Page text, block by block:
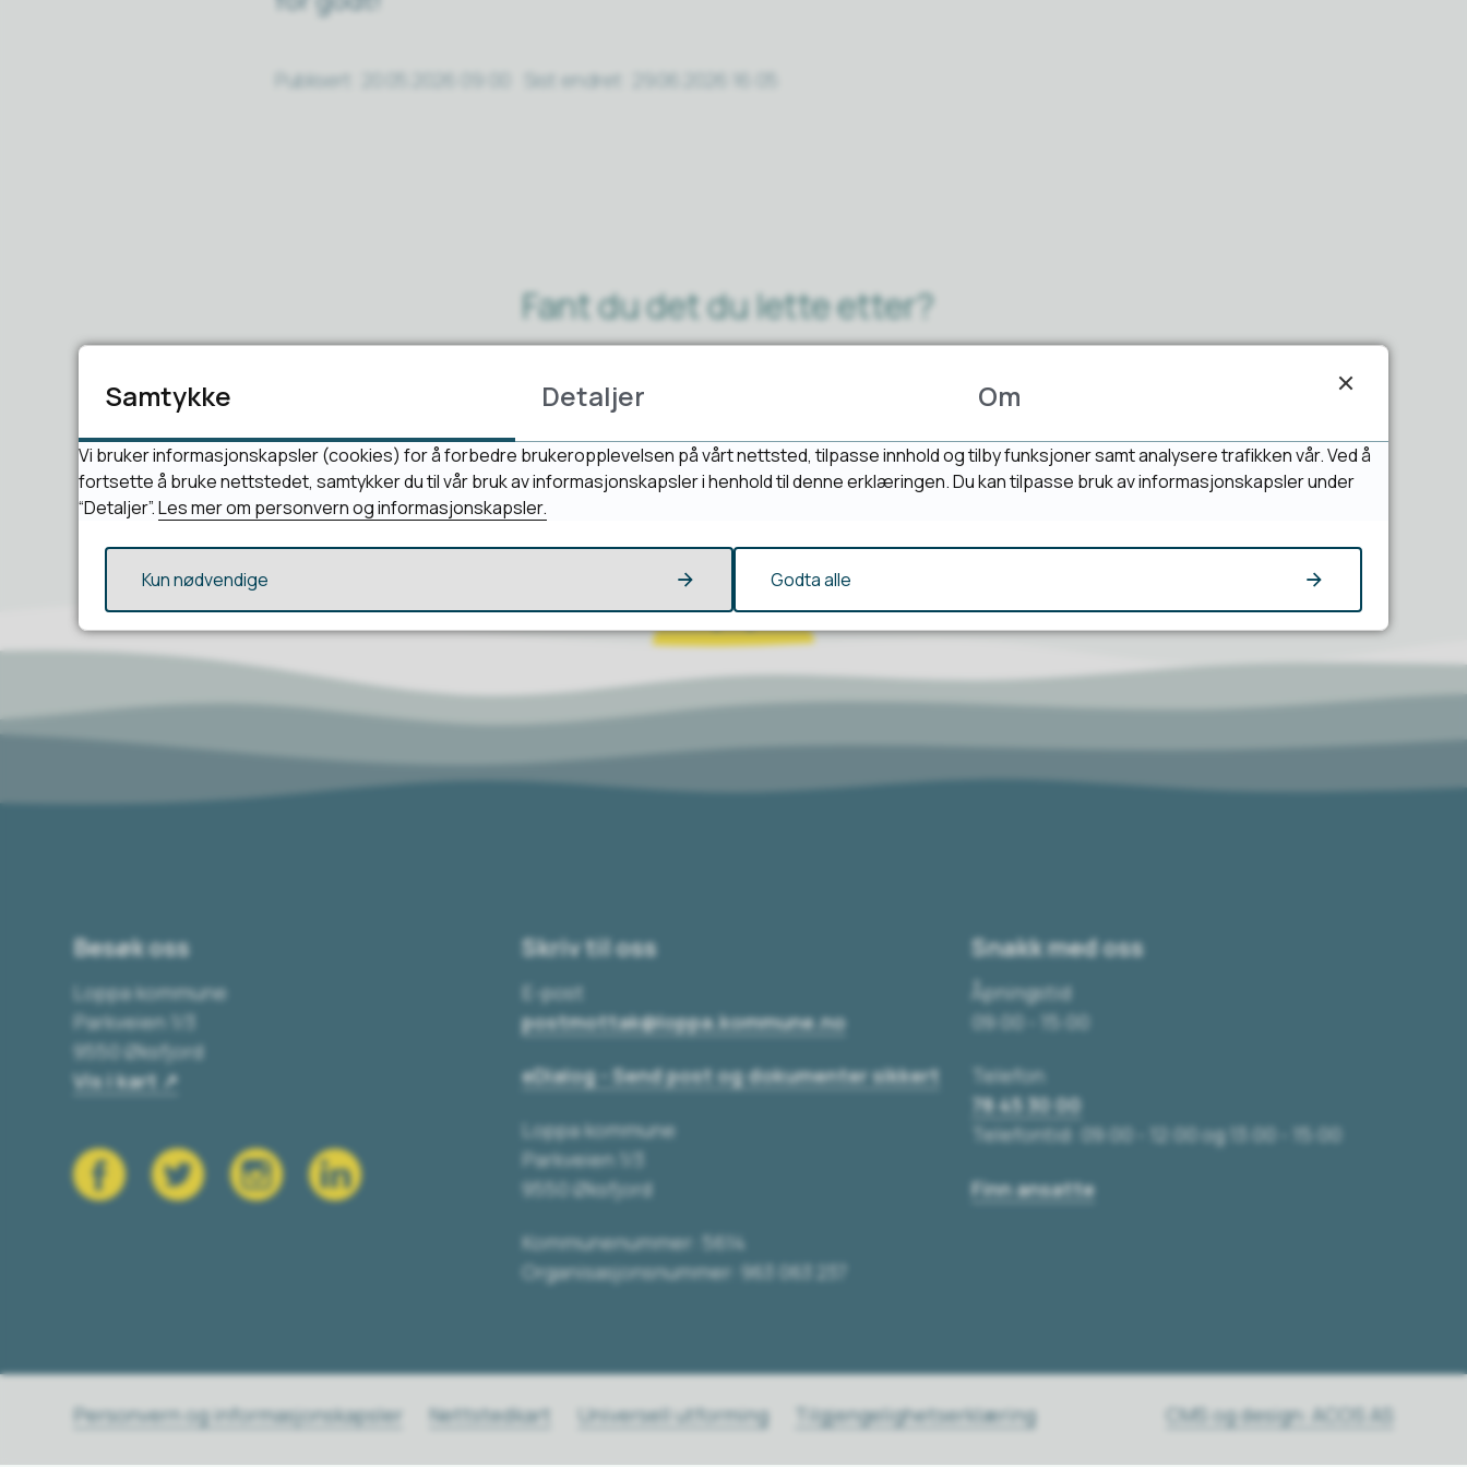
Publisert Sist endret 29.06.2026 16:05
Fant du det du lette etter?
Besøk oss
Loppa kommune
Parkveien 1/3
9550 Øksfjord
Vis i kart
Skriv til oss
E-post
postmottak@loppa.kommune.no
eDialog - Send post og dokumenter sikkert
Loppa kommune
Parkveien 1/3
9550 Øksfjord
Kommunenummer: 5614
Organisasjonsnummer: 963 063 237
Snakk med oss
Åpningstid
09:00 - 15:00
Telefon
78 45 30 00
Telefontid: 09:00 - 12:00 og 13:00 - 15:00
Finn ansatte
Personvern og informasjonskapsler CMS og design: ACOS AS
Nettstedkart Universell utforming Tilgjengelighetserklæring
Samtykke Detaljer Om
Vi bruker informasjonskapsler (cookies) for å forbedre brukeropplevelsen på vårt nettsted, tilpasse innhold og tilby funksjoner samt analysere trafikken vår. Ved å
fortsette å bruke nettstedet, samtykker du til vår bruk av informasjonskapsler i henhold til denne erklæringen. Du kan tilpasse bruk av informasjonskapsler under
“Detaljer”.Les mer om personvern og informasjonskapsler.
Kun nødvendige Godta alle